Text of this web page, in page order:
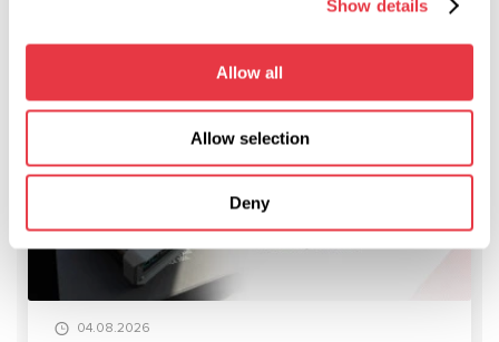
Show details
Allow all
Allow selection
Deny
АКТУАЛЬНІ НОВИНИ
04.08.2026